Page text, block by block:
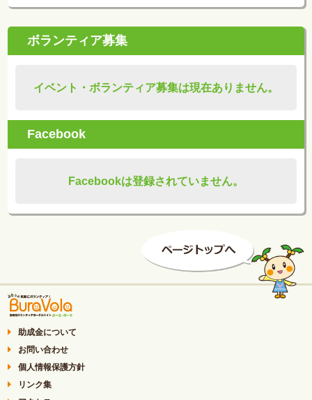
ボランティア募集
イベント・ボランティア募集は現在ありません。
Facebook
Facebookは登録されていません。
助成金について
お問い合わせ
個人情報保護方針
リンク集